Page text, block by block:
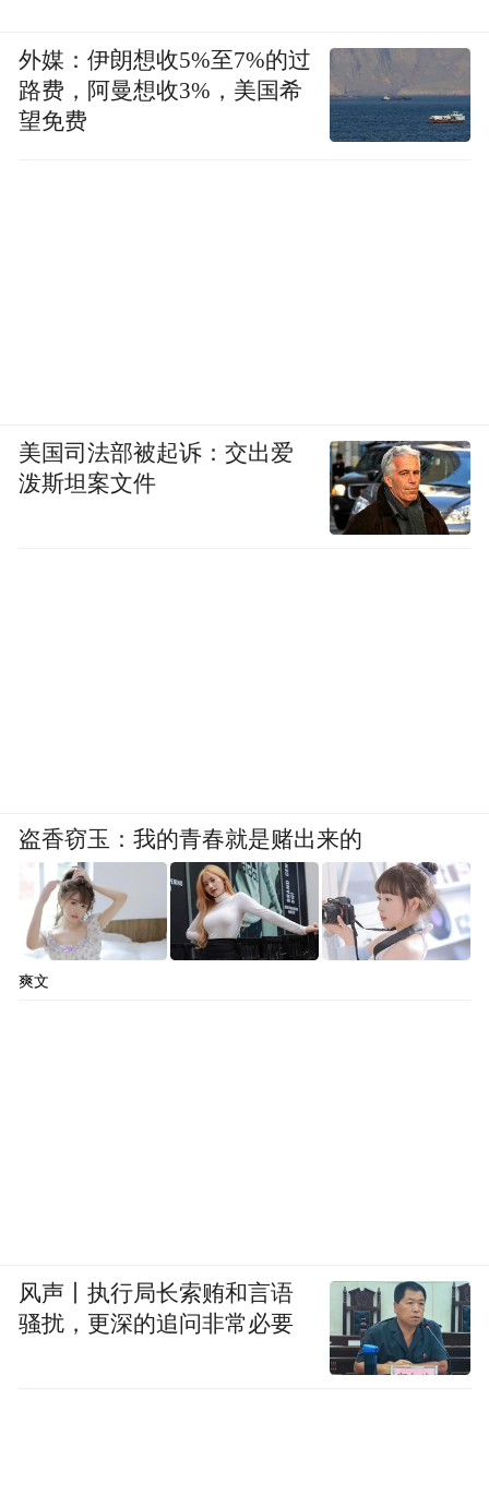
外媒：伊朗想收5%至7%的过
路费，阿曼想收3%，美国希
望免费
美国司法部被起诉：交出爱
泼斯坦案文件
盗香窃玉：我的青春就是赌出来的
爽文
风声丨执行局长索贿和言语
骚扰，更深的追问非常必要